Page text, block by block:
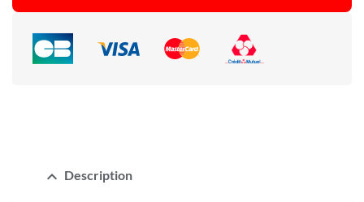
expand_less Description